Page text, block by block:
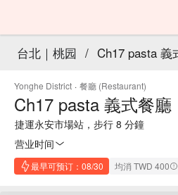
台北｜桃园 / Ch17 pasta 義
Yonghe District · 餐廳 (Restaurant)
Ch17 pasta 義式餐廳
捷運永安市場站，步行 8 分鐘
营业时间
最早可预订：08/30 均消 TWD 400